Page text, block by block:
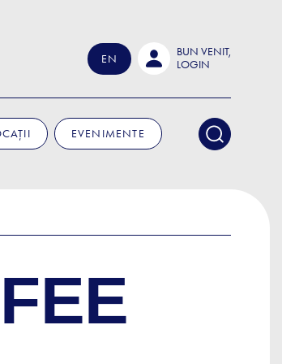
EN
BUN VENIT,
LOGIN
EVENIMENTE